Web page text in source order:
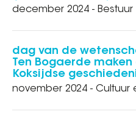
december 2024 - Bestuur
dag van de
Ten Bogaerde
Koksijdse
november 2024 - Cultuur